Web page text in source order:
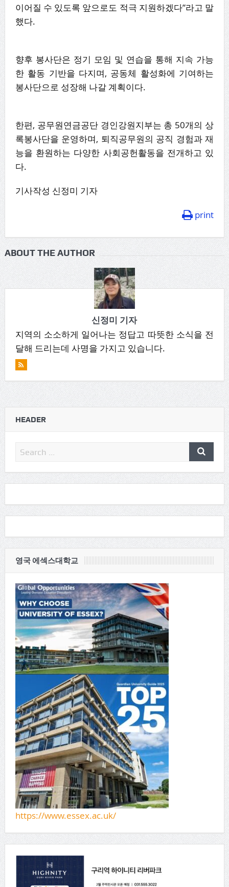
이어질 수 있도록 앞으로도 적극 지원하겠다”라고 말
했다.
향후 봉사단은 정기 모임 및 연습을 통해 지속 가능
한 활동 기반을 다지며, 공동체 활성화에 기여하는
봉사단으로 성장해 나갈 계획이다.
한편, 공무원연금공단 경인강원지부는 총 50개의 상
록봉사단을 운영하며, 퇴직공무원의 공직 경험과 재
능을 환원하는 다양한 사회공헌활동을 전개하고 있
다.
기사작성 신정미 기자
print
ABOUT THE AUTHOR
신정미 기자
지역의 소소하게 일어나는 정답고 따뜻한 소식을 전
달해 드리는데 사명을 가지고 있습니다.
HEADER
영국 에섹스대학교
https://www.essex.ac.uk/